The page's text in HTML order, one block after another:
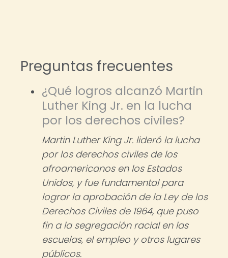
Preguntas frecuentes
¿Qué logros alcanzó Martin
Luther King Jr. en la lucha
por los derechos civiles?
Martin Luther King Jr. lideró la lucha
por los derechos civiles de los
afroamericanos en los Estados
Unidos, y fue fundamental para
lograr la aprobación de la Ley de los
Derechos Civiles de 1964, que puso
fin a la segregación racial en las
escuelas, el empleo y otros lugares
públicos.